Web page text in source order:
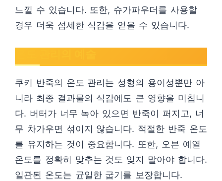
느낄 수 있습니다. 또한, 슈가파우더를 사용할
경우 더욱 섬세한 식감을 얻을 수 있습니다.
쿠키 반죽의 온도 관리는 성형의 용이성뿐만 아
니라 최종 결과물의 식감에도 큰 영향을 미칩니
다. 버터가 너무 녹아 있으면 반죽이 퍼지고, 너
무 차가우면 섞이지 않습니다. 적절한 반죽 온도
를 유지하는 것이 중요합니다. 또한, 오븐 예열
온도를 정확히 맞추는 것도 잊지 말아야 합니다.
일관된 온도는 균일한 굽기를 보장합니다.